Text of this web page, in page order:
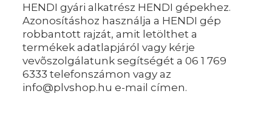
HENDI gyári alkatrész HENDI gépekhez.
Azonosításhoz használja a HENDI gép
robbantott rajzát, amit letölthet a
termékek adatlapjáról vagy kérje
vevõszolgálatunk segítségét a 06 1 769
6333 telefonszámon vagy az
info@plvshop.hu e-mail címen.